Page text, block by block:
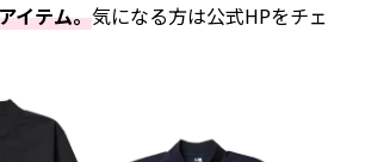
イテム。気になる方は公式HPをチェ